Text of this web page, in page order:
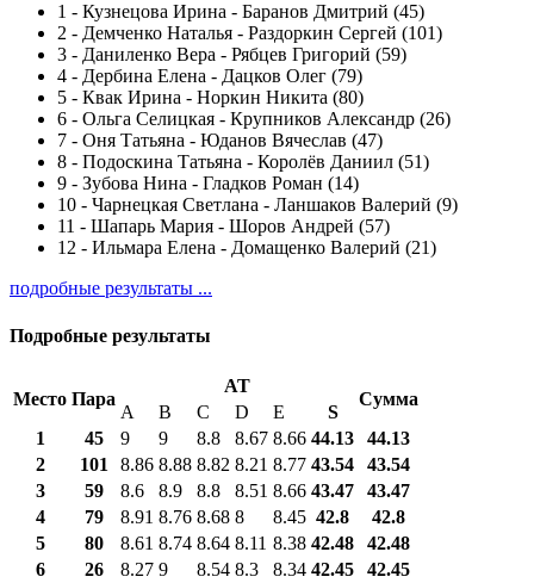
1 - Кузнецова Ирина - Баранов Дмитрий (45)
2 - Демченко Наталья - Раздоркин Сергей (101)
3 - Даниленко Вера - Рябцев Григорий (59)
4 - Дербина Елена - Дацков Олег (79)
5 - Квак Ирина - Норкин Никита (80)
6 - Ольга Селицкая - Крупников Александр (26)
7 - Оня Татьяна - Юданов Вячеслав (47)
8 - Подоскина Татьяна - Королёв Даниил (51)
9 - Зубова Нина - Гладков Роман (14)
10 - Чарнецкая Светлана - Ланшаков Валерий (9)
11 - Шапарь Мария - Шоров Андрей (57)
12 - Ильмара Елена - Домащенко Валерий (21)
подробные результаты ...
Подробные результаты
Место Пара
AT
Сумма
A B C D E
S
1
45 9 9 8.8 8.67 8.66 44.13
44.13
2
101 8.86 8.88 8.82 8.21 8.77 43.54
43.54
3
59 8.6 8.9 8.8 8.51 8.66 43.47
43.47
4
79 8.91 8.76 8.68 8 8.45 42.8
42.8
5
80 8.61 8.74 8.64 8.11 8.38 42.48
42.48
6
26 8.27 9 8.54 8.3 8.34 42.45
42.45